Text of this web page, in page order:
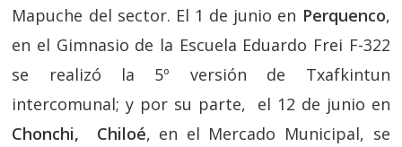
Mapuche del sector. El 1 de junio en Perquenco,
en el Gimnasio de la Escuela Eduardo Frei F-322
se realizó la 5º versión de Txafkintun
intercomunal; y por su parte, el 12 de junio en
Chonchi, Chiloé, en el Mercado Municipal, se